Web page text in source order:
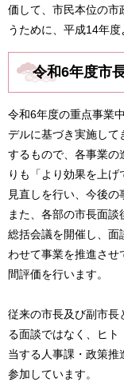
価して、市民本位の市
うために、平成14年度
令和6年度市
令和6年度の重点事業
デルに基づき実施して
するもので、各事業の
りも「より効果を上
見直しを行い、今後の
また、各部の市長面
総括会議を開催し、面
わせて事業を推進さ
間評価を行います。
従来の市長及び副市長
る面談ではなく、ヒト
当する人事課・政策推
参加しています。